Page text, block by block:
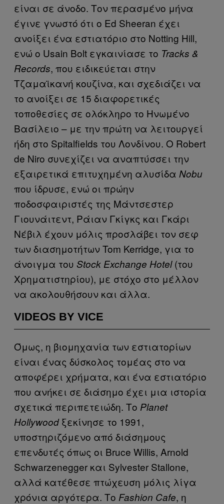
είναι σε άνοδο. Τον περασμένο μήνα
έγινε γνωστό ότι ο Ed Sheeran έχει
ανοίξει ένα εστιατόριο στο Notting Hill,
ενώ ο Usain Bolt εγκαινίασε το Tracks &
Records, που ειδικεύεται στην
Τζαμαϊκανή κουζίνα, και σχεδιάζει να
το ανοίξει σε 15 διαφορετικές
τοποθεσίες σε ολόκληρο το Ηνωμένο
Βασίλειο – με την πρώτη να λειτουργεί
ήδη στο Spitalfields του Λονδίνου. Ο Robert
de Niro συνεχίζει να αναπτύσσει την
εξαιρετικά επιτυχημένη αλυσίδα Nobu
που ίδρυσε, ενώ οι πρώην
ποδοσφαιριστές της Μάντσεστερ
Γιουνάιτεντ, Ράιαν Γκίγκς και Γκάρι
Νέβιλ έχουν μόλις προσλάβει τον σεφ
των διασημοτήτων Tom Kerridge, για το
άνοιγμα του Stock Exchange Hotel(του
Χρηματιστηρίου), με στόχο στο μέλλον
να ακολουθήσουν και άλλα.
VIDEOS BY VICE
Όμως, η βιομηχανία των εστιατορίων
είναι ένας δύσκολος τομέας στο να
αποφέρει χρήματα, και ένα εστιατόριο
που ανήκει σε διάσημο έχει μια ιστορία
σχετικά περιπετειώδη. Το Planet
Hollywoodξεκίνησε το 1991,
υποστηριζόμενο από διάσημους
επενδυτές όπως οι Bruce Willis, Arnold
Schwarzenegger και Sylvester Stallone,
αλλά κατέθεσε πτώχευση μόλις λίγα
χρόνια αργότερα. Το Fashion Cafe, η